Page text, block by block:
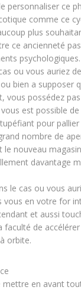
personnaliser ce
comme ce
plus
ce ancienneté
ou vous auriez
bien a supposer
vous possédez
est possible
pour
nombre de
le nouveau
davantage
le cas ou vous
en votre for
et aussi
de
orbite.
mettre en avant